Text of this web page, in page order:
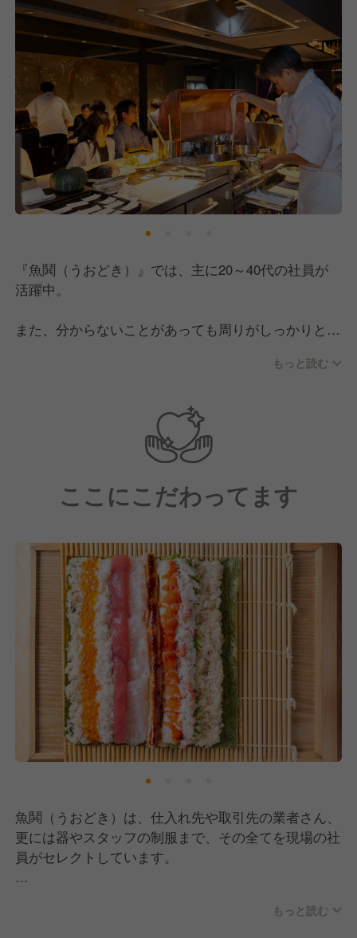
『魚鬨（うおどき）』では、主に20～40代の社員が
活躍中。
また、分からないことがあっても周りがしっかりとフ
チームワークを大切にしながら、日々お店作りに取り
当社は現場の声を大切にしており、企業理念を軸に新
しいアイディアや想いなどが生まれやすい環境。
支えてくれる仲間がたくさんいるからこそお互いに切
磋琢磨できる関係が作れています。
もっと読む
ここにこだわってます
魚鬨（うおどき）は、仕入れ先や取引先の業者さん、
更には器やスタッフの制服まで、その全てを現場の社
員がセレクトしています。
もっと読む